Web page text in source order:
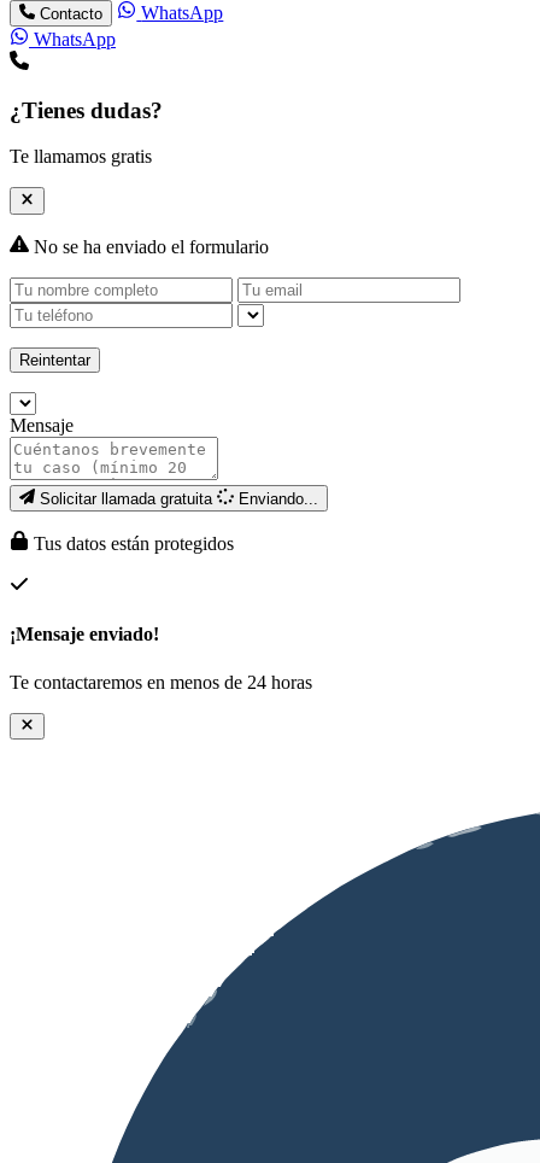
Contacto
WhatsApp
WhatsApp
¿Tienes dudas?
Te llamamos gratis
No se ha enviado el formulario
Reintentar
Mensaje
Solicitar llamada gratuita Enviando...
Tus datos están protegidos
¡Mensaje enviado!
Te contactaremos en menos de 24 horas